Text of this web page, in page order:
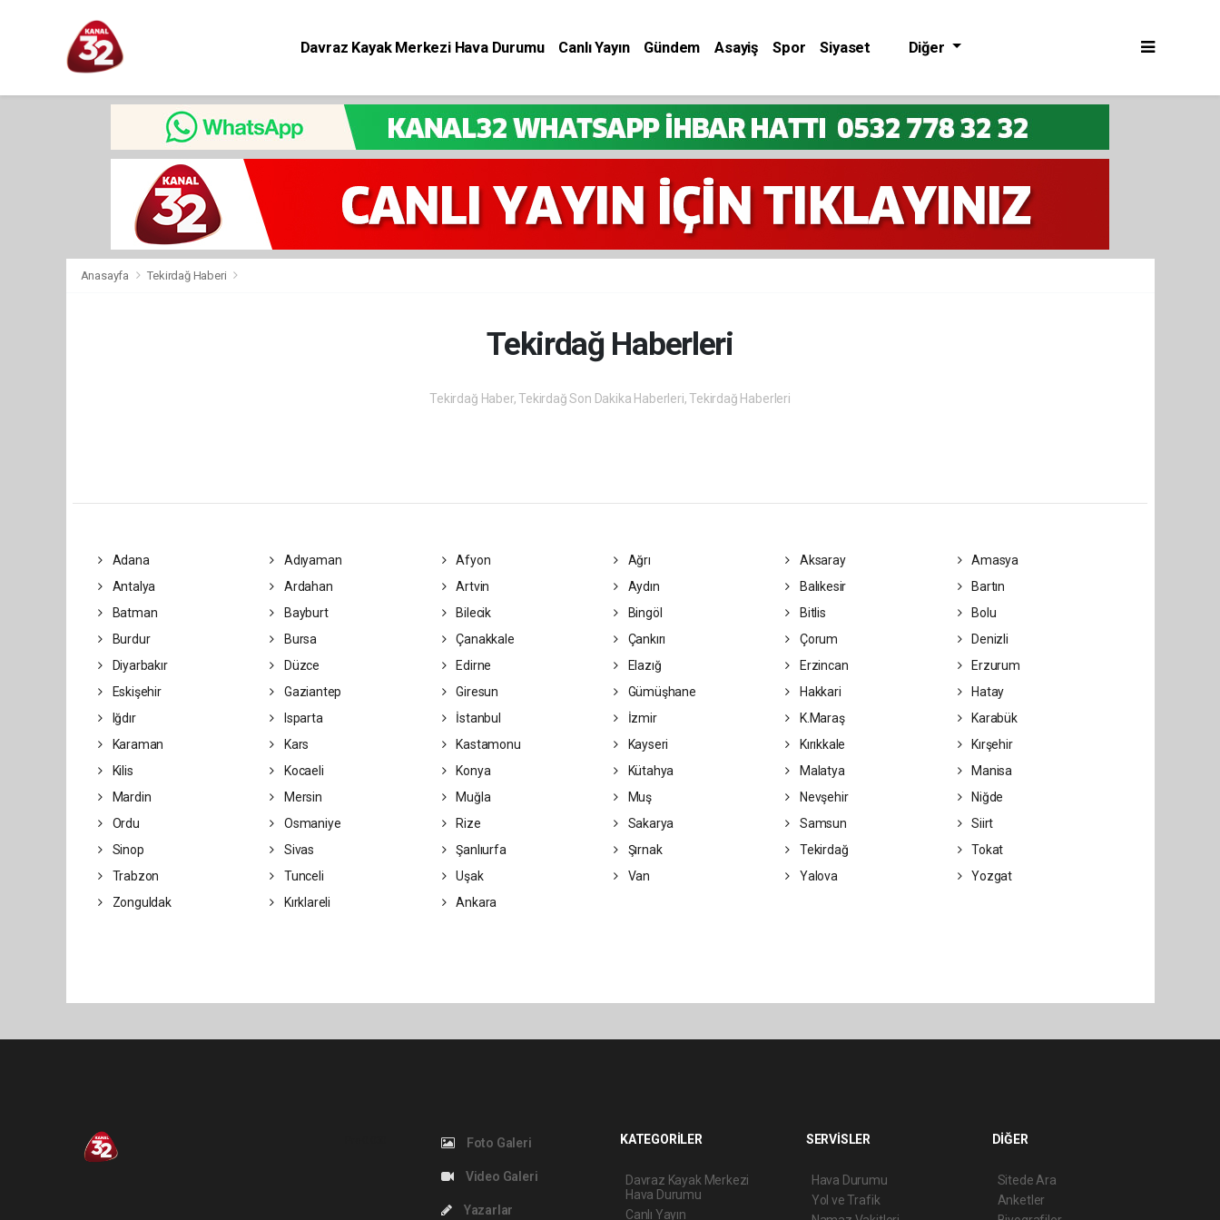
Davraz Kayak Merkezi Hava Durumu Canlı Yayın Gündem Asayiş Spor
Siyaset
Diğer
Anasayfa Tekirdağ Haberi
Tekirdağ Haberleri
Tekirdağ Haber, Tekirdağ Son Dakika Haberleri, Tekirdağ Haberleri
Adana Adıyaman Afyon Ağrı Aksaray
Amasya
Antalya
Ardahan Artvin Aydın Balıkesir
Bartın
Batman
Bayburt Bilecik Bingöl Bitlis
Bolu
Burdur
Bursa Çanakkale Çankırı Çorum
Denizli
Diyarbakır
Düzce Edirne Elazığ Erzincan
Erzurum
Eskişehir
Gaziantep Giresun Gümüşhane Hakkari
Hatay
Iğdır
Isparta İstanbul İzmir K.Maraş
Karabük
Karaman
Kars Kastamonu Kayseri Kırıkkale
Kırşehir
Kilis
Kocaeli Konya Kütahya Malatya
Manisa
Mardin
Mersin Muğla Muş Nevşehir
Niğde
Ordu
Osmaniye Rize Sakarya Samsun
Siirt
Sinop
Sivas Şanlıurfa Şırnak Tekirdağ
Tokat
Trabzon
Tunceli Uşak Van Yalova
Yozgat
Zonguldak
Kırklareli Ankara
Foto Galeri
Video Galeri
Yazarlar
KATEGORİLER
Davraz Kayak Merkezi
Hava Durumu
Canlı Yayın
SERVİSLER
Hava Durumu
Yol ve Trafik
DİĞER
Sitede Ara
Anketler